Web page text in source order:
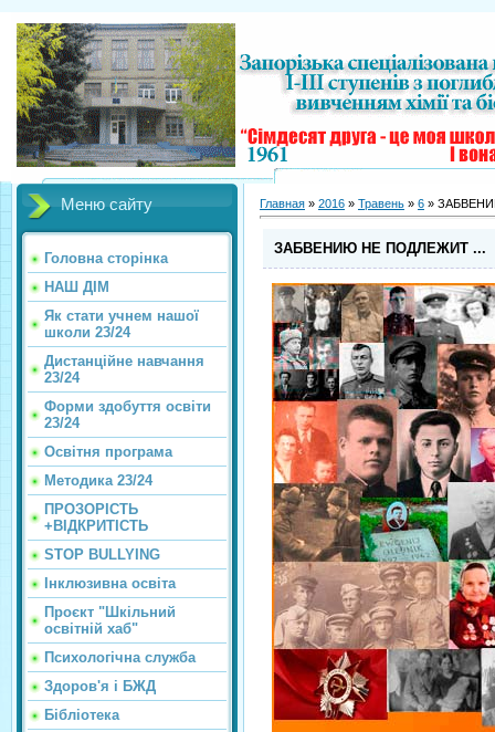
Меню сайту
Головна сторінка
НАШ ДІМ
Як стати учнем нашої
школи 23/24
Дистанційне навчання
23/24
Форми здобуття освіти
23/24
Освітня програма
Методика 23/24
ПРОЗОРІСТЬ
+ВІДКРИТІСТЬ
STOP BULLYING
Інклюзивна освіта
Проєкт "Шкільний
освітній хаб"
Психологічна служба
Здоров'я і БЖД
Бібліотека
Главная » 2016 » Травень » 6 »
ЗАБВЕНИЮ НЕ ПОДЛЕЖИТ ...